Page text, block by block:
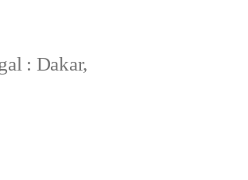
: Dakar,